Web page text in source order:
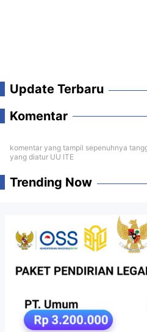
Update Terbaru
Komentar
komentar yang tampil sepenuhnya
yang diatur UU ITE
Trending Now